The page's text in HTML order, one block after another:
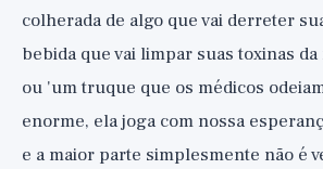
🔴 Mitos e perigosos: aqui
cuidado
Como identificar um mito
conta própria
colherada de algo que vai derreter
bebida que vai limpar suas toxinas
ou 'um truque que os médicos
enorme, ela joga com nossa
e a maior parte simplesmente não é